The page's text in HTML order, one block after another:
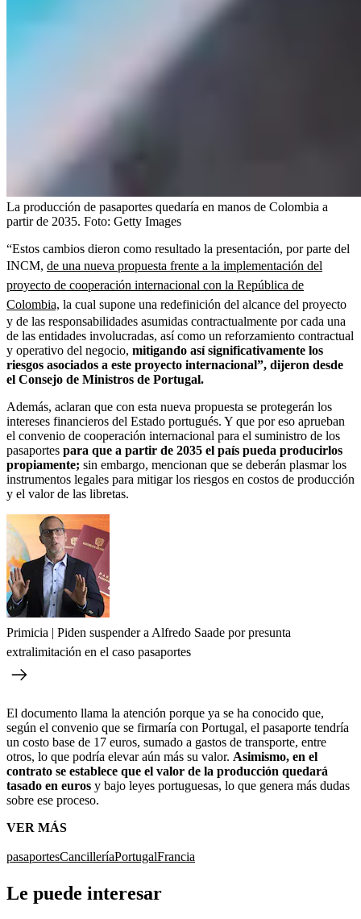
La producción de pasaportes quedaría en manos de Colombia a
partir de 2035. Foto: Getty Images
“Estos cambios dieron como resultado la presentación, por parte del
INCM, de una nueva propuesta frente a la implementación del
proyecto de cooperación internacional con la República de
Colombia, la cual supone una redefinición del alcance del proyecto
y de las responsabilidades asumidas contractualmente por cada una
de las entidades involucradas, así como un reforzamiento contractual
y operativo del negocio, mitigando así significativamente los
riesgos asociados a este proyecto internacional”, dijeron desde
el Consejo de Ministros de Portugal.
Además, aclaran que con esta nueva propuesta se protegerán los
intereses financieros del Estado portugués. Y que por eso aprueban
el convenio de cooperación internacional para el suministro de los
pasaportes para que a partir de 2035 el país pueda producirlos
propiamente; sin embargo, mencionan que se deberán plasmar los
instrumentos legales para mitigar los riesgos en costos de producción
y el valor de las libretas.
Primicia | Piden suspender a Alfredo Saade por presunta
extralimitación en el caso pasaportes
El documento llama la atención porque ya se ha conocido que,
según el convenio que se firmaría con Portugal, el pasaporte tendría
un costo base de 17 euros, sumado a gastos de transporte, entre
otros, lo que podría elevar aún más su valor. Asimismo, en el
contrato se establece que el valor de la producción quedará
tasado en euros y bajo leyes portuguesas, lo que genera más dudas
sobre ese proceso.
VER MÁS
pasaportesCancilleríaPortugalFrancia
Le puede interesar